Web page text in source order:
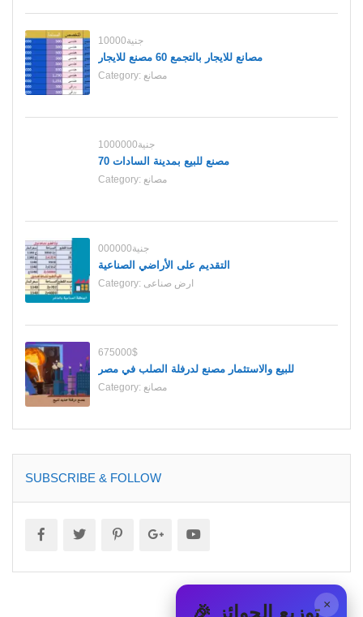
10000جنية
مصانع للايجار بالتجمع 60 مصنع للايجار
Category: مصانع
1000000جنية
70 مصنع للبيع بمدينة السادات
Category: مصانع
000000جنية
التقديم على الأراضي الصناعية
Category: ارض صناعى
675000$
للبيع والاستثمار مصنع لدرفلة الصلب في مصر
Category: مصانع
SUBSCRIBE & FOLLOW
× 🎉 توزيع الجوائز